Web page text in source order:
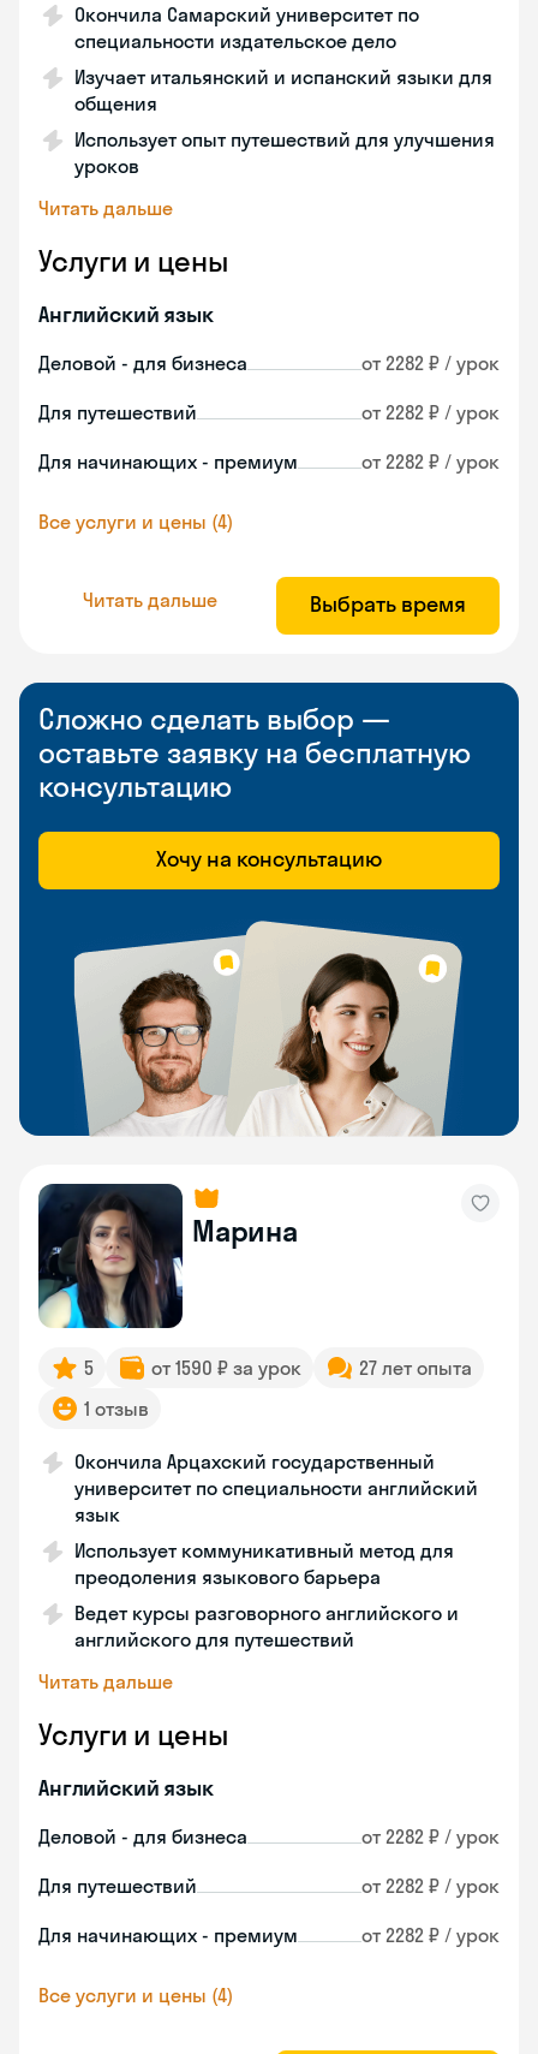
Окончила Самарский университет по
специальности издательское дело
Изучает итальянский и испанский языки для
общения
Использует опыт путешествий для улучшения
уроков
Читать дальше
Услуги и цены
Английский язык
Деловой - для бизнеса от 2282 ₽ / урок
Для путешествий от 2282 ₽ / урок
Для начинающих - премиум от 2282 ₽ / урок
Все услуги и цены (4)
Читать дальше Выбрать время
Сложно сделать выбор —
оставьте заявку на бесплатную
консультацию
Хочу на консультацию
Марина
5 от 1590 ₽ за урок
27 лет опыта
1 отзыв
Окончила Арцахский государственный
университет по специальности английский
язык
Использует коммуникативный метод для
преодоления языкового барьера
Ведет курсы разговорного английского и
английского для путешествий
Читать дальше
Услуги и цены
Английский язык
Деловой - для бизнеса от 2282 ₽ / урок
Для путешествий от 2282 ₽ / урок
Для начинающих - премиум от 2282 ₽ / урок
Все услуги и цены (4)